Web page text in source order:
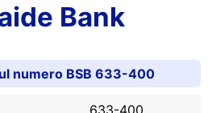
Bank
numero BSB 633-400
633-400